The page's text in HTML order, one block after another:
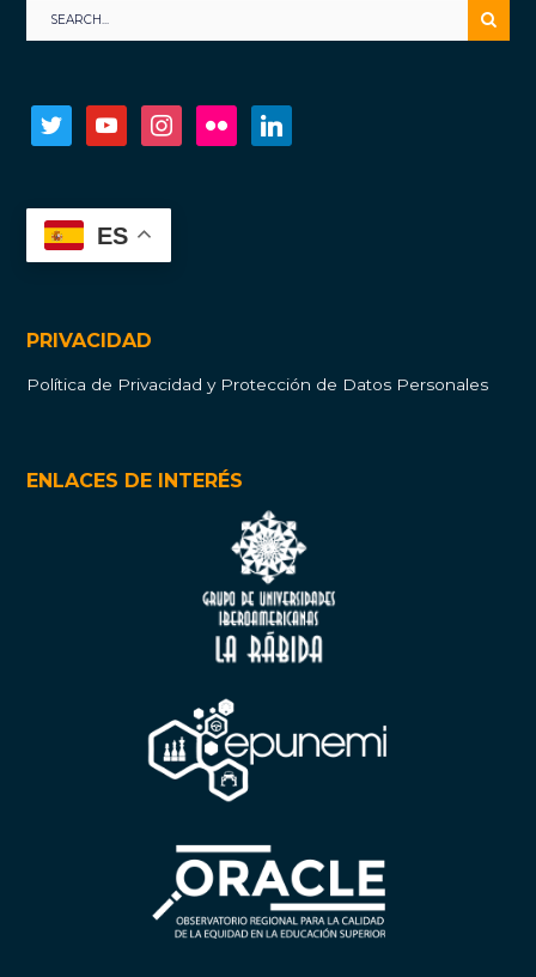
twitter youtube instagramflickr
ES
PRIVACIDAD
Política de Privacidad y Protección de Datos Personales
ENLACES DE INTERÉS